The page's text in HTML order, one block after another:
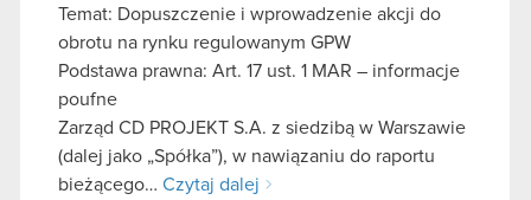
Temat: Dopuszczenie i wprowadzenie akcji do
obrotu na rynku regulowanym GPW
Podstawa prawna: Art. 17 ust. 1 MAR – informacje
poufne
Zarząd CD PROJEKT S.A. z siedzibą w Warszawie
(dalej jako „Spółka”), w nawiązaniu do raportu
bieżącego… Czytaj dalej